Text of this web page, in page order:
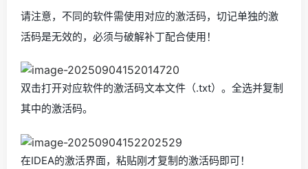
请注意，不同的软件需使用对应的激活码，切记单独的激
活码是无效的，必须与破解补丁配合使用！
双击打开对应软件的激活码文本文件（.txt）。全选并复制
其中的激活码。
在IDEA的激活界面，粘贴刚才复制的激活码即可！